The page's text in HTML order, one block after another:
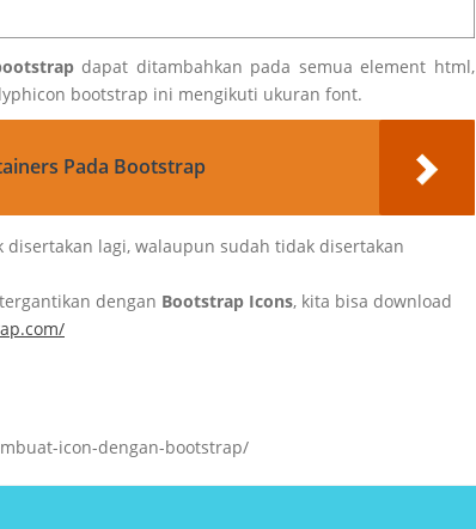
dapat ditambahkan pada semua element html,
bootstrap ini mengikuti ukuran font.
Pada Bootstrap
lagi, walaupun sudah tidak disertakan
dengan Bootstrap Icons, kita bisa download
icon-dengan-bootstrap/